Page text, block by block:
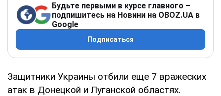
Будьте первыми в курсе главного –
подпишитесь на Новини на OBOZ.UA в
Google
Подписаться
Защитники Украины отбили еще 7 вражеских
атак в Донецкой и Луганской областях.